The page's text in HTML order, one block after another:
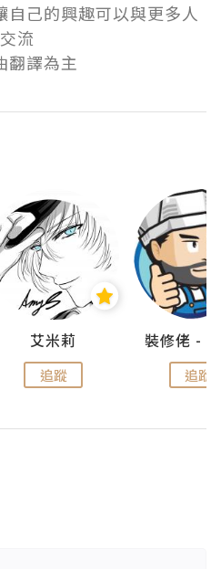
己的興趣可以與更多人
交流
翻譯為主
艾米莉
追蹤 追蹤